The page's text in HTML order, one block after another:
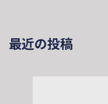
最近の投稿